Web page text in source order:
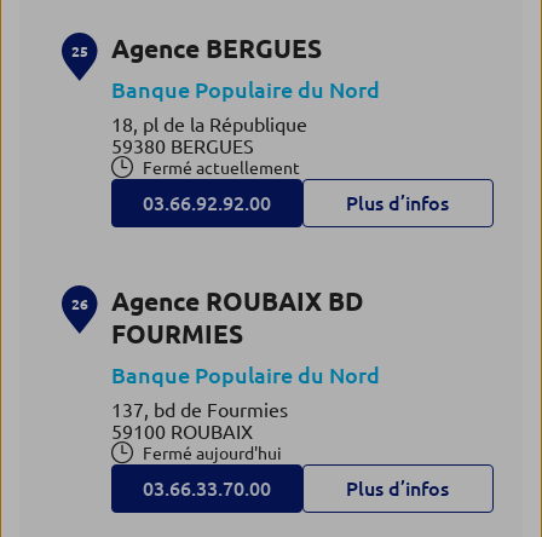
25 Agence BERGUES
Banque Populaire du Nord
18, pl de la République
59380 BERGUES
Fermé actuellement
03.66.92.92.00 Plus d’infos
26
Agence ROUBAIX BD
FOURMIES
Banque Populaire du Nord
137, bd de Fourmies
59100 ROUBAIX
Fermé aujourd'hui
03.66.33.70.00 Plus d’infos